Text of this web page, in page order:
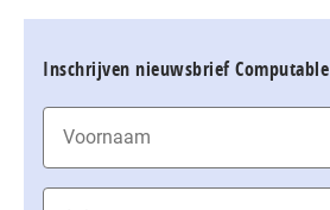
Inschrijven nieuwsbrief Computable